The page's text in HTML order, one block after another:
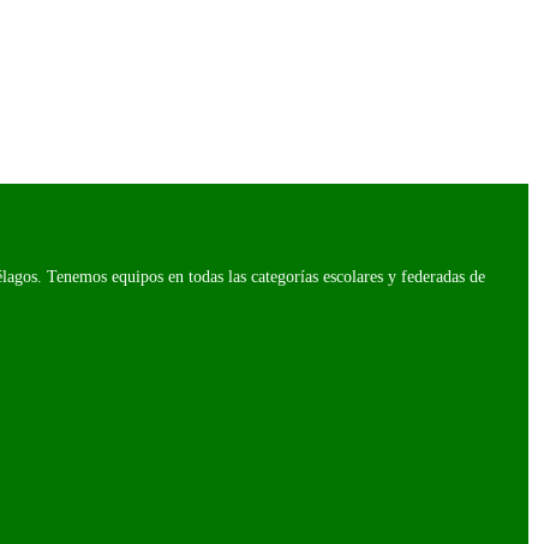
Tenemos equipos en todas las categorías escolares y federadas de